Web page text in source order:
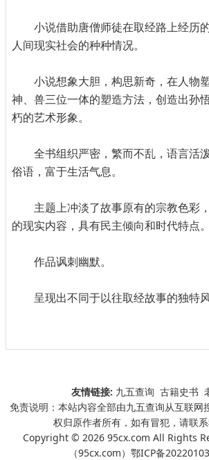
小说借助唐僧师徒在取经路上经历
人间现实社会的种种情况。
小说想象大胆，构思新奇，在人物
神、兽三位一体的塑造方法，创造出孙
朽的艺术形象。
全书组织严密，繁而不乱，语言活
俗语，富于生活气息。
主题上冲淡了故事原有的宗教色彩
的现实内容，具有民主倾向和时代特点。
作品讽刺幽默。
呈现出不同于以往取经故事的独特风
友情链接: 九五查询 古籍史书
免责说明：本站内容全部由九五查询从互联网
权归原作者所有，如有冒犯，请联系
Copyright © 2026 95cx.com All Rights
（95cx.com） 鄂ICP备